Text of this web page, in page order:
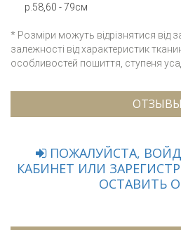
р.58,60 - 79см
* Розміри можуть відрізнятися від
залежності від характеристик
особливостей пошиття, ступеня
ОТЗЫВЫ
ПОЖАЛУЙСТА,
КАБИНЕТ ИЛИ
ОСТАВИТЬ